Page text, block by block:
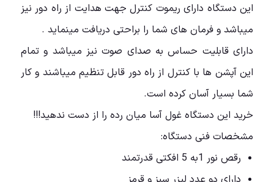
این دستگاه دارای ریموت کنترل جهت هدایت از راه دور نیز
میباشد و فرمان های شما را براحتی دریافت مینماید .
دارای قابلیت حساس به صدای صوت نیز میباشد و تمام
این آپشن ها با کنترل از راه دور قابل تنظیم میباشند و کار
شما بسیار آسان کرده است.
خرید این دستگاه غول آسا میان رده را از دست ندهید!!!
مشخصات فنی دستگاه:
رقص نور 1به 5 افکتی قدرتمند